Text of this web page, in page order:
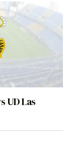
UD Las